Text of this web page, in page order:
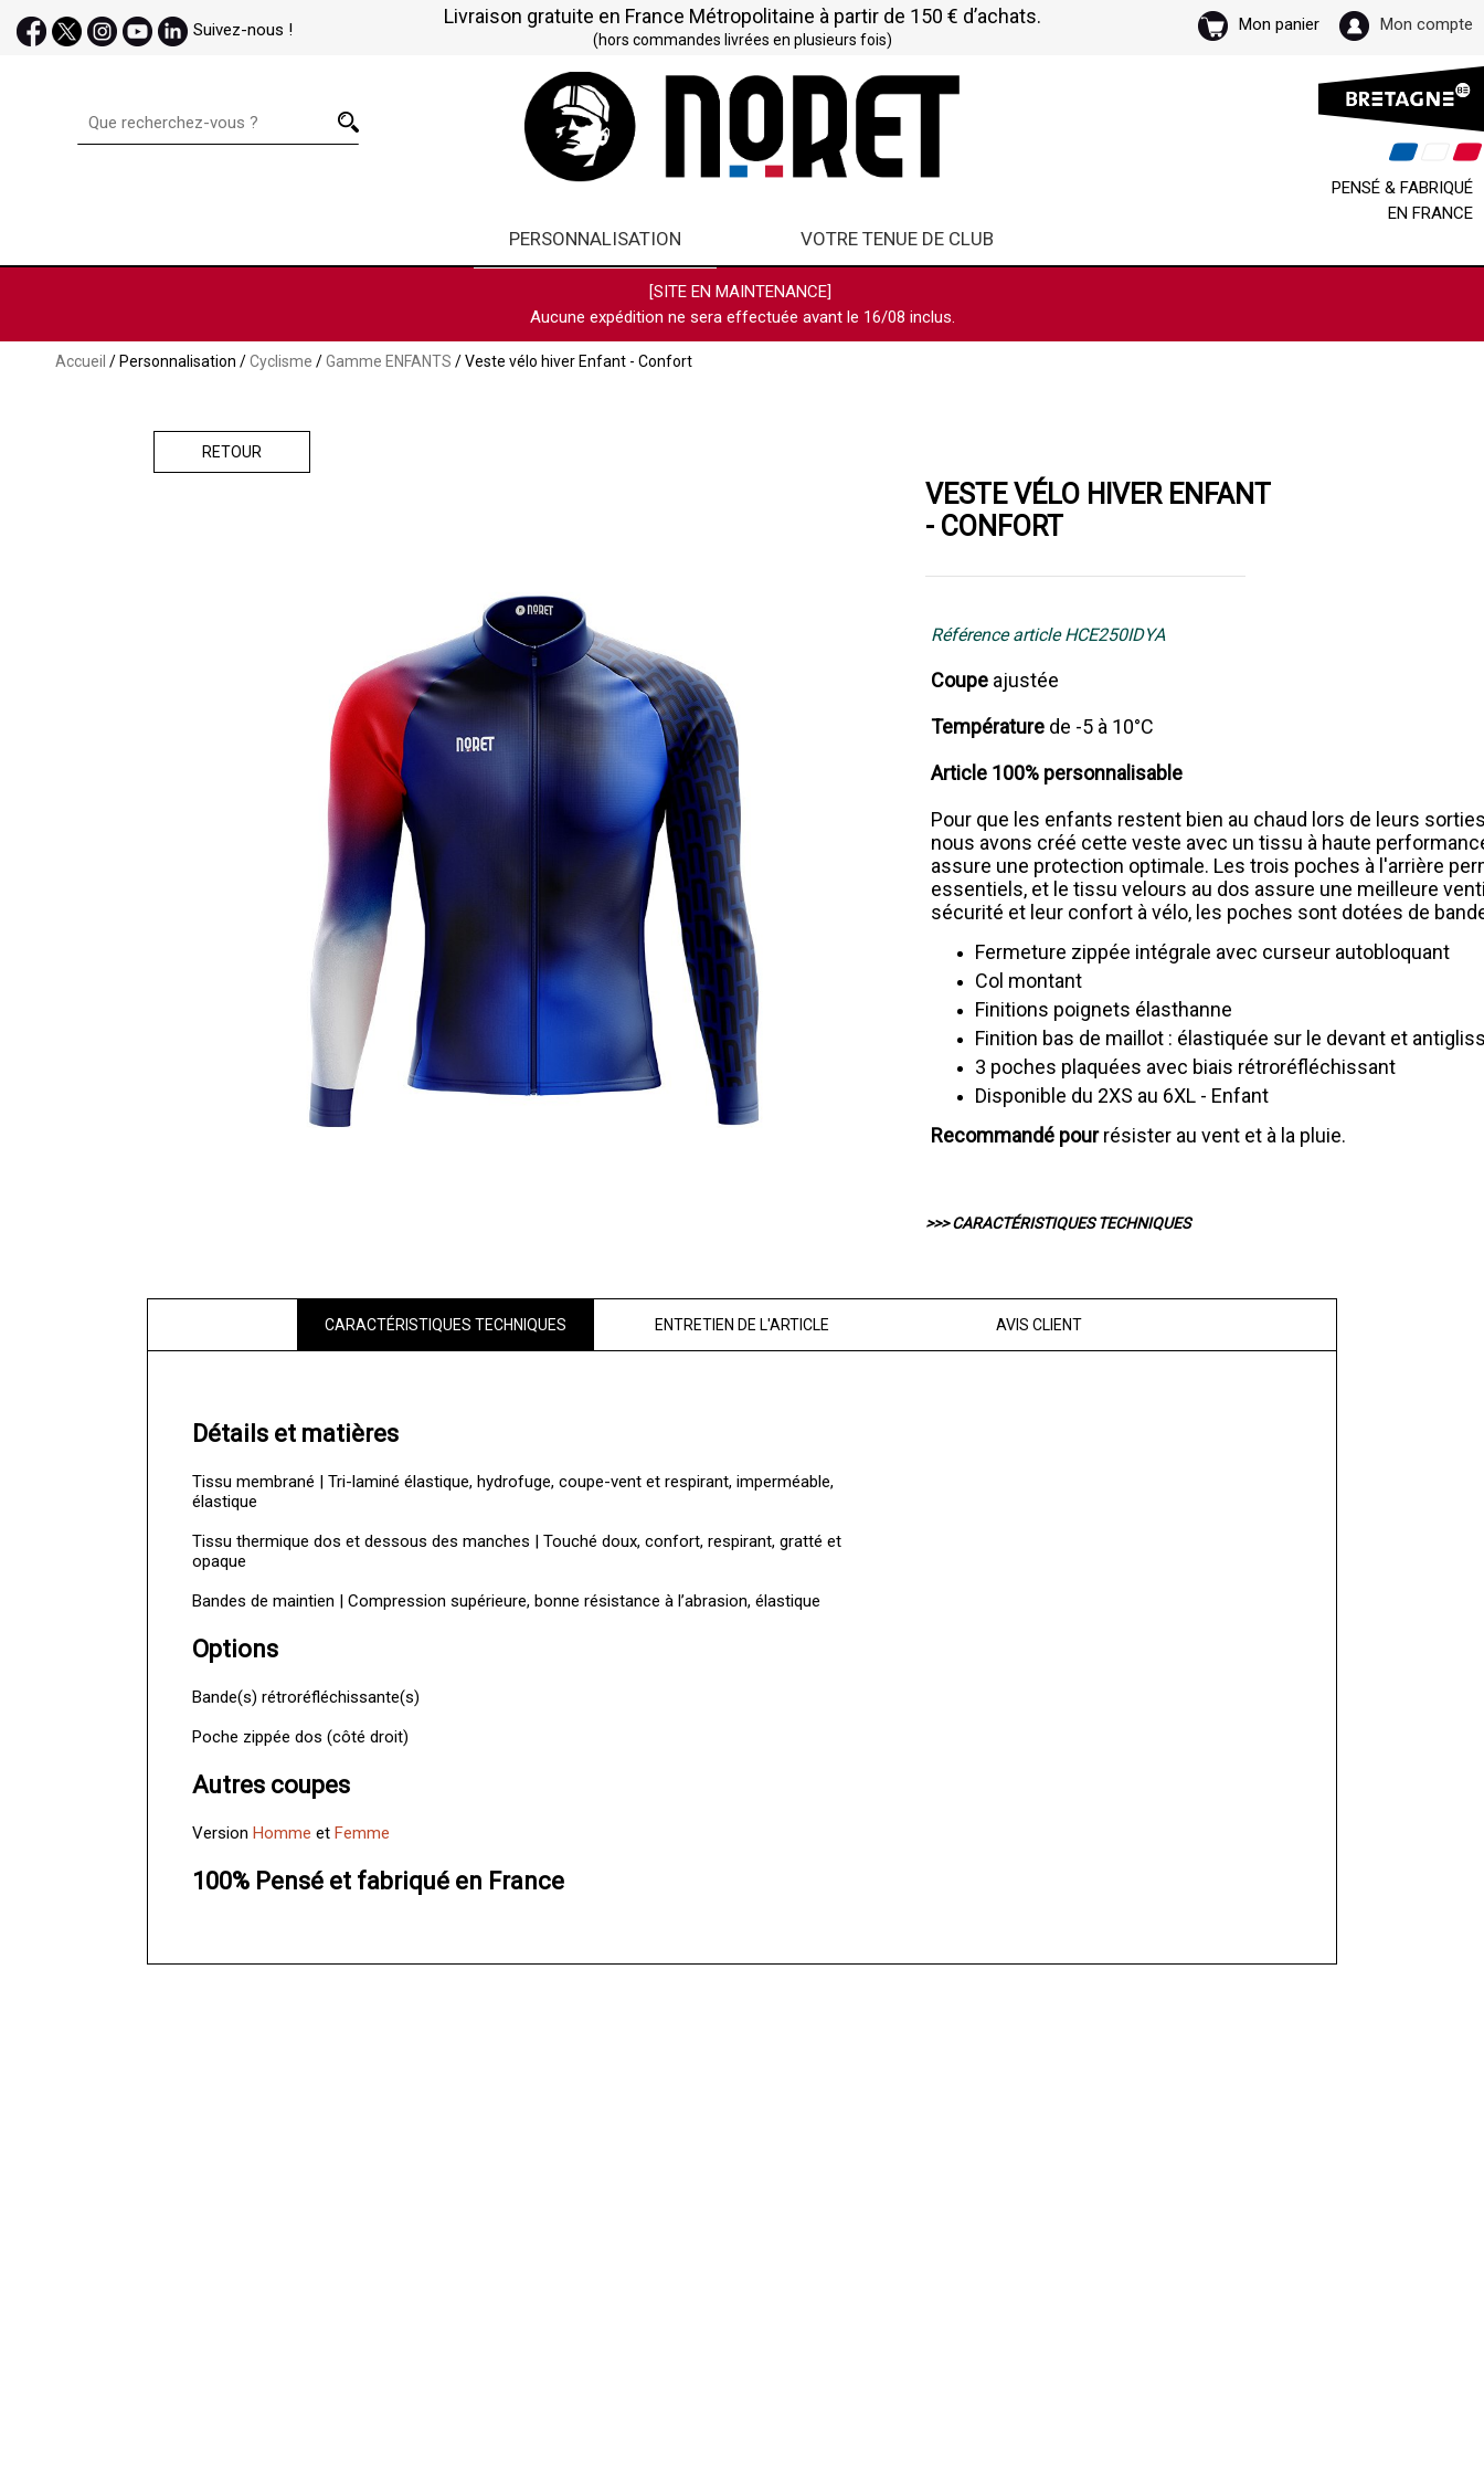
Suivez-nous !
Livraison gratuite en France Métropolitaine à partir de 150 € d’achats.
(hors commandes livrées en plusieurs fois)
Mon panier Mon compte
PENSÉ & FABRIQUÉ
EN FRANCE
PERSONNALISATION VOTRE TENUE DE CLUB
[SITE EN MAINTENANCE]
Aucune expédition ne sera effectuée avant le 16/08 inclus.
Accueil / Personnalisation /Cyclisme /Gamme ENFANTS / Veste vélo hiver Enfant - Confort
RETOUR
VESTE VÉLO HIVER ENFANT
- CONFORT
Référence article HCE250IDYA
Coupe ajustée
Température de -5 à 10°C
Article 100% personnalisable
Pour que les enfants restent bien au chaud lors de leurs
nous avons créé cette veste avec un tissu à haute
assure une protection optimale. Les trois poches à l'arrière
essentiels, et le tissu velours au dos assure une meilleure
sécurité et leur confort à vélo, les poches sont dotées de
Fermeture zippée intégrale avec curseur autobloquant
Col montant
Finitions poignets élasthanne
Finition bas de maillot : élastiquée sur le devant et
3 poches plaquées avec biais rétroréfléchissant
Disponible du 2XS au 6XL - Enfant
Recommandé pourrésister au vent et à la pluie.
>>> CARACTÉRISTIQUES TECHNIQUES
CARACTÉRISTIQUES TECHNIQUES ENTRETIEN DE L'ARTICLE AVIS CLIENT
Détails et matières
Tissu membrané | Tri-laminé élastique, hydrofuge, coupe-vent et respirant, imperméable,
élastique
Tissu thermique dos et dessous des manches | Touché doux, confort, respirant, gratté et
opaque
Bandes de maintien | Compression supérieure, bonne résistance à l’abrasion, élastique
Options
Bande(s) rétroréfléchissante(s)
Poche zippée dos (côté droit)
Autres coupes
VersionHommeetFemme
100% Pensé et fabriqué en France